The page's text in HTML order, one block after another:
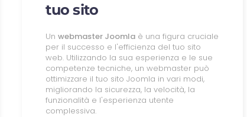
tuo sito
Unwebmaster Joomla è una figura cruciale
per il successo e l'efficienza del tuo sito
web. Utilizzando la sua esperienza e le sue
competenze tecniche, un webmaster può
ottimizzare il tuo sito Joomla in vari modi,
migliorando la sicurezza, la velocità, la
funzionalità e l'esperienza utente
complessiva.